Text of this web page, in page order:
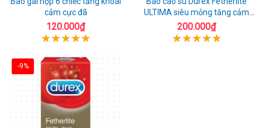
cảm cực đã
120.000₫
ULTIMA siêu mỏng tăng cảm
giác
200.000₫
-9%